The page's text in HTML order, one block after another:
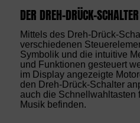
DER DREH-DRÜCK-SCHALTER
Mittels des Dreh-Drück-
verschiedenen
Symbolik und die intuitive
und Funktionen gesteuert
im Display angezeigte
den Dreh-Drück-Schalter
auch die Schnellwahltasten
Musik befinden.